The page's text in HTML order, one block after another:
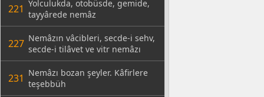
221 Yolculukda, otobüsde, gemide,
tayyârede nemâz
227 Nemâzın vâcibleri, secde-i sehv,
secde-i tilâvet ve vitr nemâzı
231 Nemâzı bozan şeyler. Kâfirlere
teşebbüh